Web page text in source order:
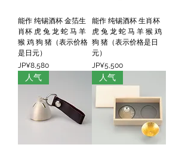
能作 纯锡酒杯 金箔生
肖杯 虎 兔 龙 蛇 马 羊
猴 鸡 狗 猪（表示价格
是日元）
價格
JP¥8,580
能作 纯锡酒杯 生肖杯
虎 兔 龙 蛇 马 羊 猴 鸡
狗 猪（表示价格是日
元）
價格
JP¥5,500
人气 人气